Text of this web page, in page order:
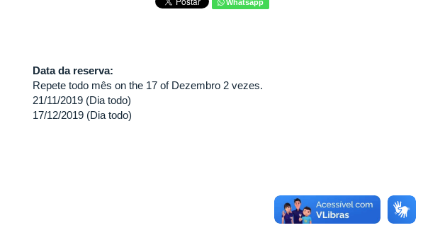
Whatsapp
Data da reserva:
Repete todo mês on the 17 of Dezembro 2 vezes.
21/11/2019 (Dia todo)
17/12/2019 (Dia todo)